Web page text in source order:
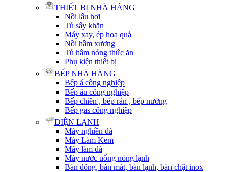
THIẾT BỊ NHÀ HÀNG
Nồi lẩu hơi
Tủ sấy khăn
Máy xay, ép hoa quả
Nồi hầm xương
Tủ hâm nóng thức ăn
Phụ kiện thiết bị
BẾP NHÀ HÀNG
Bếp á công nghiệp
Bếp âu công nghiệp
Bếp chiên , bếp rán , bếp nướng
Bếp gas công nghiệp
ĐIỆN LẠNH
Máy nghiền đá
Máy Làm Kem
Máy làm đá
Máy nước uống nóng lạnh
Bàn đông, bàn mát, bàn lạnh, bàn chặt inox